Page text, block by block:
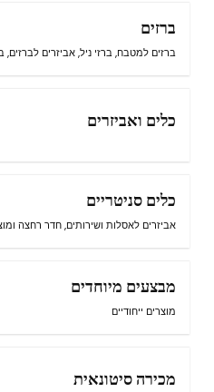
ברזים
ברזים למטבח,ברזי ניל,אביזרים לברזים,
כלים ואביזרים
כלים סניטריים
אביזרים לאסלות ושירותים,חדר רחצה
מבצעים מיוחדים
מוצרים ייחודיים
מכירה סיטונאית